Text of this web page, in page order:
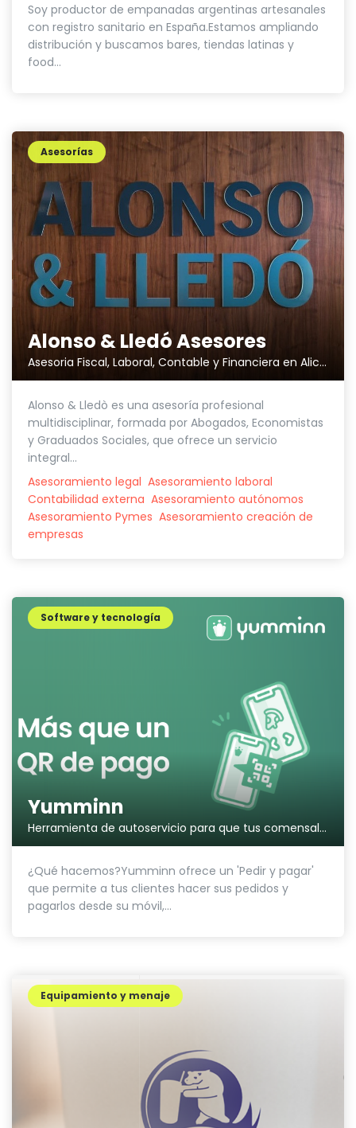
Soy productor de empanadas argentinas artesanales
con registro sanitario en España.Estamos ampliando
distribución y buscamos bares, tiendas latinas y
food...
Alonso & Lledó Asesores
Asesoria Fiscal, Laboral, Contable y Financiera en Alicante
Asesorías
Alonso & Lledò es una asesoría profesional
multidisciplinar, formada por Abogados, Economistas
y Graduados Sociales, que ofrece un servicio
integral...
Asesoramiento legal Asesoramiento laboral
Contabilidad externa Asesoramiento autónomos
Asesoramiento Pymes Asesoramiento creación de
empresas
Yumminn
Herramienta de autoservicio para que tus comensales pidan y paguen desde sus móviles.
Software y tecnología
¿Qué hacemos?Yumminn ofrece un 'Pedir y pagar'
que permite a tus clientes hacer sus pedidos y
pagarlos desde su móvil,...
Equipamiento y menaje